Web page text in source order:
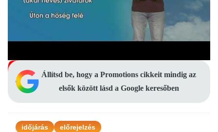
Állítsd be, hogy a Promotions cikkeit mindig az
elsők között lásd a Google keresőben
időjárás előrejelzés